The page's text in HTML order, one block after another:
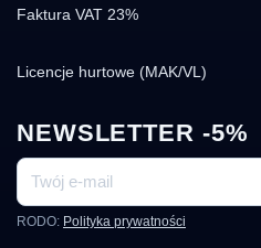
Faktura VAT 23%
Licencje hurtowe (MAK/VL)
NEWSLETTER -5%
RODO: Polityka prywatności